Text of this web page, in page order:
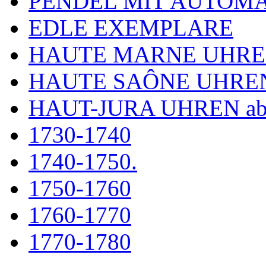
EDLE EXEMPLARE
HAUTE MARNE
HAUTE SAÔNE
HAUT-JURA UHREN
1730-1740
1740-1750.
1750-1760
1760-1770
1770-1780